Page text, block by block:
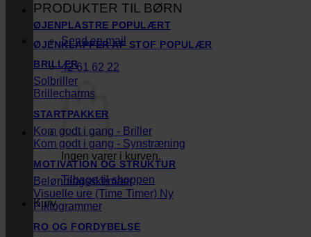
Send en mail
42 61 62 22
Ingen varer i kurven.
Tilbage til shoppen
Kurv
PRODUKTER TIL BØRN
ØJENPLASTRE
ØJENKLAPPER AF STOF
BRILLER
Solbriller
Brillecharms
STARTPAKKER
Kom godt i gang - Briller
Kom godt i gang - Synstræning
MOTIVATION OG STRUKTUR
Belønningsskemaer
Visuelle ure (Time Timer)
Piktogrammer
RO OG FORDYBELSE